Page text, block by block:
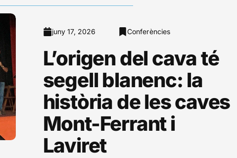
juny 17, 2026 Conferències
L’origen del cava té
segell blanenc: la
història de les caves
Mont-Ferrant i
Laviret